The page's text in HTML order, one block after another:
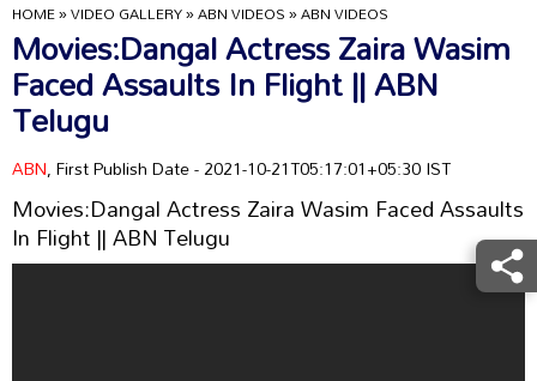
HOME»VIDEO GALLERY»ABN VIDEOS»ABN VIDEOS
Movies:Dangal Actress Zaira Wasim
Faced Assaults In Flight || ABN
Telugu
ABN, First Publish Date - 2021-10-21T05:17:01+05:30 IST
Movies:Dangal Actress Zaira Wasim Faced Assaults
In Flight || ABN Telugu